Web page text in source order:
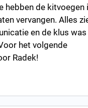
hebben de kitvoegen
vervangen. Alles
en de klus was
het volgende
Radek!